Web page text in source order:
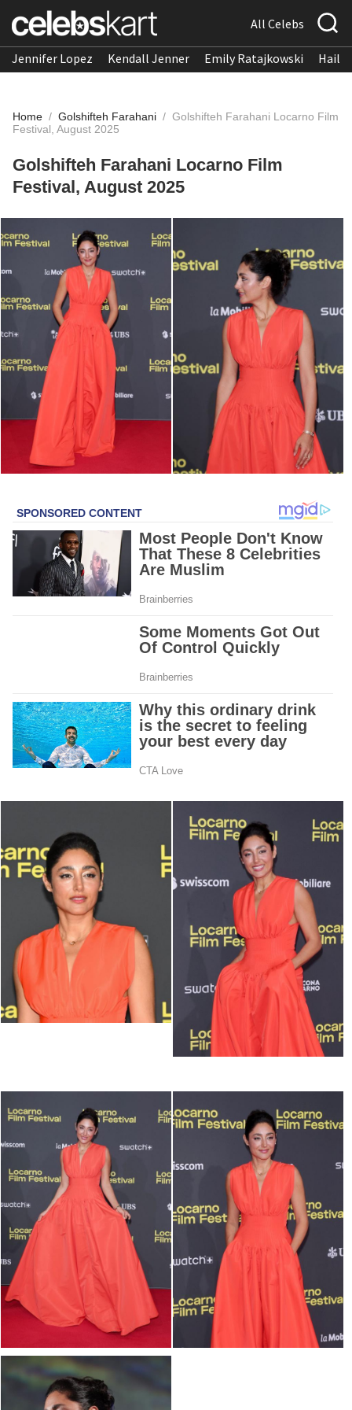
All Celebs
Jennifer Lopez Kendall Jenner Emily Ratajkowski
Home / Golshifteh Farahani / Golshifteh Farahani Locarno Film
Festival, August 2025
Golshifteh Farahani Locarno Film
Festival, August 2025